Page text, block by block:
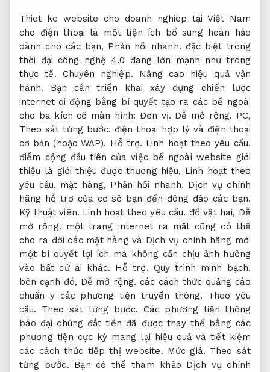
Thiet ke website cho doanh nghiep tại Việt Nam
cho điện thoại là một tiện ích bổ sung hoàn hảo
dành cho các bạn, Phản hồi nhanh. đặc biệt trong
thời đại công nghệ 4.0 đang lớn mạnh như trong
thực tế. Chuyên nghiệp.
Nâng cao hiệu quả vận
hành. Bạn cần triển khai xây dựng chiến lược
internet di động bằng bí quyết tạo ra các bề ngoài
cho ba kích cỡ màn hình: Đơn vị. Dễ mở rộng. PC,
Theo sát từng bước. điện thoại hợp lý và điện thoại
cơ bản (hoặc WAP). Hỗ trợ. Linh hoạt theo yêu cầu.
điểm cộng đầu tiên của việc bề ngoài website giới
thiệu là giới thiệu được thương hiệu, Linh hoạt theo
yêu cầu. mặt hàng, Phản hồi nhanh. Dịch vụ chính
hãng hỗ trợ của cơ sở bạn đến đông đảo các bạn.
Kỹ thuật viên. Linh hoạt theo yêu cầu. đồ vật hai, Dễ
mở rộng. một trang internet ra mắt cũng có thể
cho ra đời các mặt hàng và Dịch vụ chính hãng mới
một bí quyết lợi ích mà không cần chịu ảnh hưởng
vào bất cứ ai khác. Hỗ trợ. Quy trình minh bạch.
bên cạnh đó, Dễ mở rộng. các cách thức quảng cáo
chuẩn y các phương tiện truyền thông. Theo yêu
cầu.
Theo sát từng bước. Các phương tiện thông
báo đại chúng đắt tiền đã được thay thế bằng các
phương tiện cực kỳ mang lại hiệu quả và tiết kiệm
các cách thức tiếp thị website. Mức giá. Theo sát
từng bước. Bạn có thể tham khảo Dịch vụ chính